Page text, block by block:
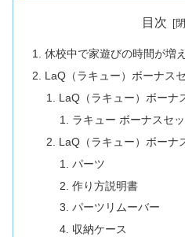
目次
休校中で家遊びの時間が増
LaQ（ラキュー）ボーナス
LaQ（ラキュー）ボーナ
ラキュー ボーナスセ
LaQ（ラキュー）ボーナ
パーツ
作り方説明書
パーツリムーバー
収納ケース